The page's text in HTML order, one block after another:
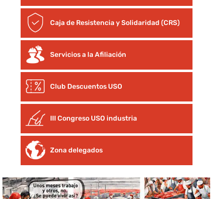
Caja de Resistencia y Solidaridad (CRS)
Servicios a la Afiliación
Club Descuentos USO
III Congreso USO industria
Zona delegados